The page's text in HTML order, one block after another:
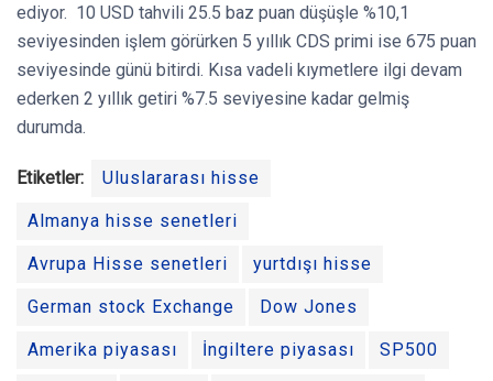
ediyor. 10 USD tahvili 25.5 baz puan düşüşle %10,1
seviyesinden işlem görürken 5 yıllık CDS primi ise 675 puan
seviyesinde günü bitirdi. Kısa vadeli kıymetlere ilgi devam
ederken 2 yıllık getiri %7.5 seviyesine kadar gelmiş
durumda.
Etiketler: Uluslararası hisse
Almanya hisse senetleri
Avrupa Hisse senetleri yurtdışı hisse
German stock Exchange Dow Jones
Amerika piyasası İngiltere piyasası SP500